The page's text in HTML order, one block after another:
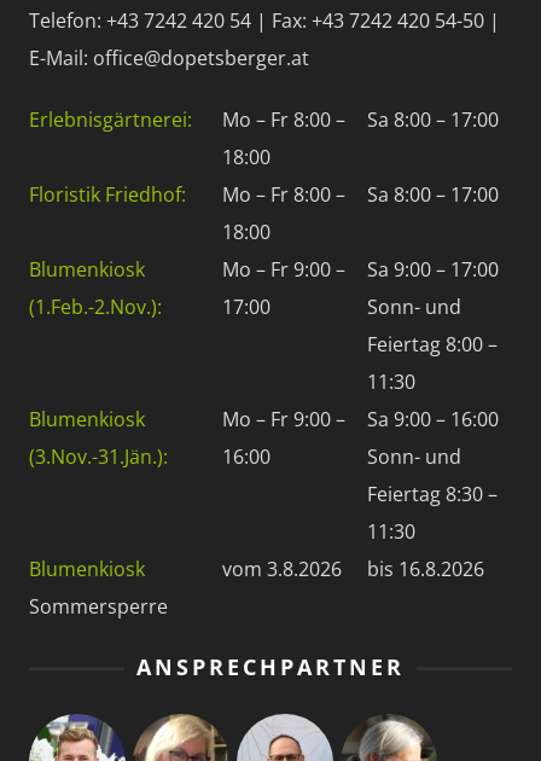
Telefon: +43 7242 420 54 | Fax: +43 7242 420 54-50 |
E-Mail: office@dopetsberger.at
Erlebnisgärtnerei:
Mo – Fr 8:00 –
18:00
Sa 8:00 – 17:00
Floristik Friedhof:
Mo – Fr 8:00 –
18:00
Sa 8:00 – 17:00
Blumenkiosk
(1.Feb.-2.Nov.):
Mo – Fr 9:00 –
17:00
Sa 9:00 – 17:00
Sonn- und
Feiertag 8:00 –
11:30
Blumenkiosk
(3.Nov.-31.Jän.):
Mo – Fr 9:00 –
16:00
Sa 9:00 – 16:00
Sonn- und
Feiertag 8:30 –
11:30
Blumenkiosk
Sommersperre
vom 3.8.2026 bis 16.8.2026
ANSPRECHPARTNER